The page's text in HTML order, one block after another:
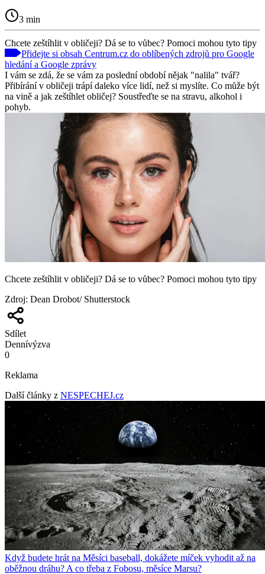
3 min
Chcete zeštíhlit v obličeji? Dá se to vůbec? Pomoci mohou tyto tipy
Přidejte si obsah Centrum.cz do oblíbených zdrojů pro Google
hledání a Google zprávy
I vám se zdá, že se vám za poslední období nějak "nalila" tvář?
Přibírání v obličeji trápí daleko více lidí, než si myslíte. Co může být
na vině a jak zeštíhlet obličej? Soustřeďte se na stravu, alkohol i
pohyb.
Chcete zeštíhlit v obličeji? Dá se to vůbec? Pomoci mohou tyto tipy
Zdroj: Dean Drobot/ Shutterstock
Sdílet
Dennívýzva
0
Reklama
Další články z NESPECHEJ.cz
Když budete hrát na Měsíci baseball, dokážete míček vyhodit až na
oběžnou dráhu? A co třeba z Fobosu, měsíce Marsu?